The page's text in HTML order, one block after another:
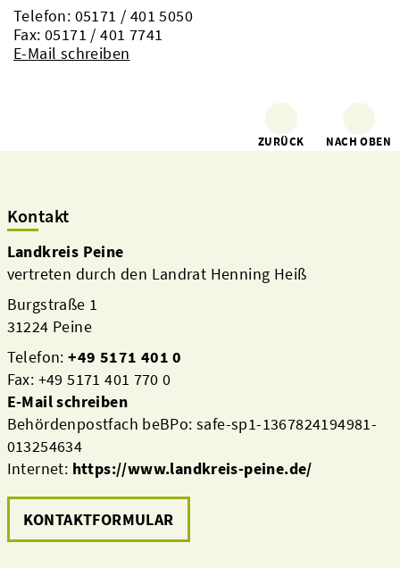
Telefon: 05171 / 401 5050
Fax: 05171 / 401 7741
E-Mail schreiben
ZURÜCK NACH OBEN
Kontakt
Landkreis Peine
vertreten durch den Landrat Henning Heiß
Burgstraße 1
31224 Peine
Telefon:+49 5171 401 0
Fax: +49 5171 401 770 0
E-Mail schreiben
Behördenpostfach beBPo: safe-sp1-1367824194981-
013254634
Internet: https://www.landkreis-peine.de/
KONTAKTFORMULAR